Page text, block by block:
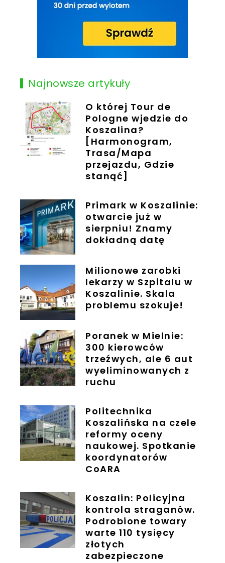
Najnowsze artykuły
O której Tour de
Pologne wjedzie do
Koszalina?
[Harmonogram,
Trasa/Mapa
przejazdu, Gdzie
stanąć]
Primark w Koszalinie:
otwarcie już w
sierpniu! Znamy
dokładną datę
Milionowe zarobki
lekarzy w Szpitalu w
Koszalinie. Skala
problemu szokuje!
Poranek w Mielnie:
300 kierowców
trzeźwych, ale 6 aut
wyeliminowanych z
ruchu
Politechnika
Koszalińska na czele
reformy oceny
naukowej. Spotkanie
koordynatorów
CoARA
Koszalin: Policyjna
kontrola straganów.
Podrobione towary
warte 110 tysięcy
złotych
zabezpieczone